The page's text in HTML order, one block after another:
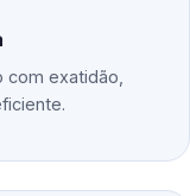
exatidão,